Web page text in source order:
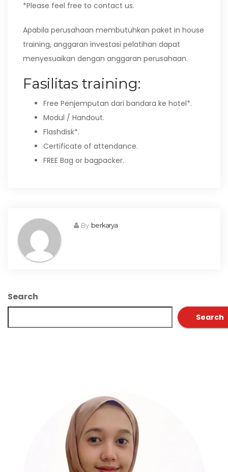
*Please feel free to contact us.
Apabila perusahaan membutuhkan paket in house
training, anggaran investasi pelatihan dapat
menyesuaikan dengan anggaran perusahaan.
Fasilitas training:
Free Penjemputan dari bandara ke hotel*.
Modul / Handout.
Flashdisk*.
Certificate of attendance.
FREE Bag or bagpacker.
By berkarya
Search
Search